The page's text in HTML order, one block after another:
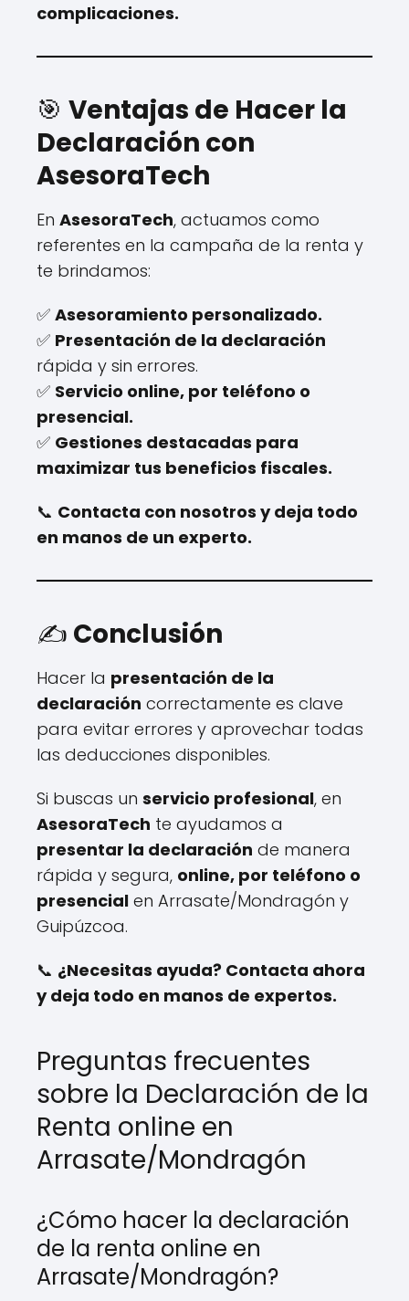
complicaciones.
🎯 Ventajas de Hacer la
Declaración con
AsesoraTech
En AsesoraTech, actuamos como
referentes en la campaña de la renta y
te brindamos:
✅ Asesoramiento personalizado.
✅ Presentación de la declaración
rápida y sin errores.
✅ Servicio online, por teléfono o
presencial.
✅ Gestiones destacadas para
maximizar tus beneficios fiscales.
📞 Contacta con nosotros y deja todo
en manos de un experto.
✍️ Conclusión
Hacer la presentación de la
declaración correctamente es clave
para evitar errores y aprovechar todas
las deducciones disponibles.
Si buscas un servicio profesional, en
AsesoraTech te ayudamos a
presentar la declaración de manera
rápida y segura, online, por teléfono o
presencial en Arrasate/Mondragón y
Guipúzcoa.
📞 ¿Necesitas ayuda? Contacta ahora
y deja todo en manos de expertos.
Preguntas frecuentes
sobre la Declaración de la
Renta online en
Arrasate/Mondragón
¿Cómo hacer la declaración
de la renta online en
Arrasate/Mondragón?